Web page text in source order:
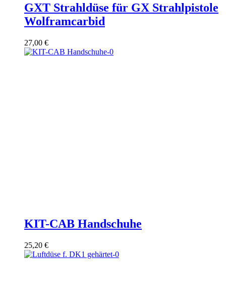
GXT Strahldüse für GX Strahlpistole
Wolframcarbid
27,00 €
KIT-CAB Handschuhe
25,20 €